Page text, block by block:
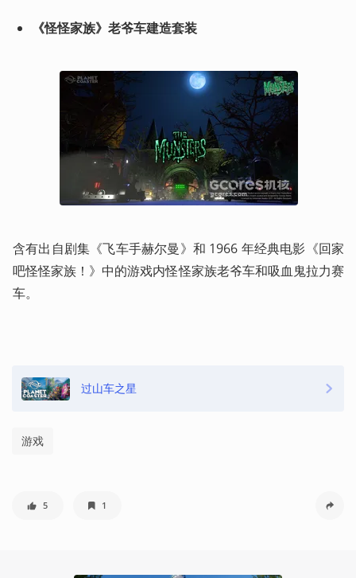
《怪怪家族》老爷车建造套装
含有出自剧集《飞车手赫尔曼》和 1966 年经典电影《回家
吧怪怪家族！》中的游戏内怪怪家族老爷车和吸血鬼拉力赛
车。
过山车之星
游戏
5 1